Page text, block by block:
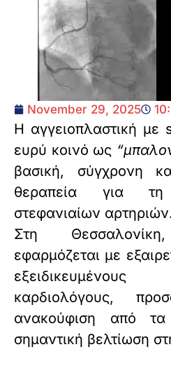
November 29, 2025
Η αγγειοπλαστική
ευρύ κοινό ως
βασική, σύγχρονη
θεραπεία για
στεφανιαίων
Στη
εφαρμόζεται με
καρδιολόγους,
ανακούφιση από
σημαντική βελτίωση